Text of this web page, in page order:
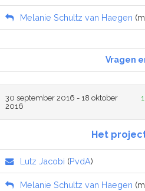
Melanie Schultz van Haegen
Vragen
30 september 2016 - 18 oktober
2016
Het
Lutz Jacobi (PvdA)
Melanie Schultz van Haegen